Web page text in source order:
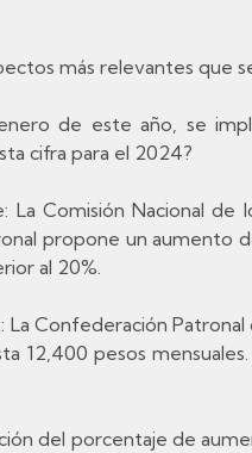
más relevantes que
de este año, se
cifra para el 2024?
La Comisión Nacional de
propone un aumento
al 20%.
La Confederación
12,400 pesos
del porcentaje de